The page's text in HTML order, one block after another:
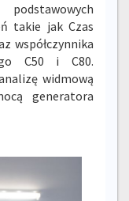
takie jak Czas
współczynnika
C50 i C80.
widmową
generatora